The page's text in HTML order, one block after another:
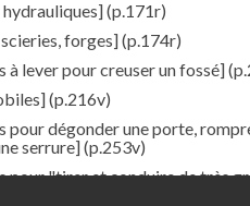
(p.171r)
forges](p.174r)
lever pour creuser un fossé]
(p.216v)
pour dégonder une porte,
serrure](p.253v)
pour "tirer et conduire de très